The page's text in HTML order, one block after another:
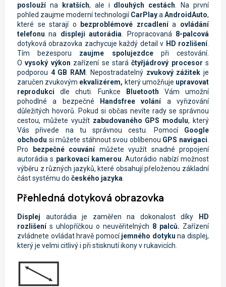
posloužína kratších, ale i dlouhých cestách . Na první
pohled zaujme moderní technologiíCarPlaya AndroidAuto,
které se starají o
bezproblémové zrcadlenía ovládání
telefonu na displeji autorádia . Propracovaná 8-palcová
dotyková obrazovka zachycuje každý detail v HD rozlišení.
Tím bezesporu zaujme spolujezdcepři cestování.
Ovysoký výkon zařízení se staráčtyřjádrový procesor s
podporou 4 GB RAM . Nepostradatelný zvukový zážitek je
zaručen zvukovým ekvalizérem, který umožňuje upravovat
reprodukci dle chuti. Funkce Bluetooth Vám umožní
pohodlné a bezpečné
Handsfree volánía vyřizování
důležitých hovorů. Pokud si občas nevíte rady se správnou
cestou, můžete využít zabudovaného GPS modulu, který
Vás přivede na tu správnou cestu. Pomocí Google
obchodu si můžete stáhnout svou oblíbenou GPS navigaci
Pro
bezpečné couvánímůžete využít snadné propojení
autorádia s parkovací kamerou . Autorádio nabízí možnost
výběru z různých jazyků, které obsahují přeloženou základní
část systému do českého jazyka
Přehledná dotyková obrazovka
Displej autorádia je zaměřen na dokonalost díky
HD
rozlišenís uhlopříčkou o neuvěřitelných 8 palců. Zařízení
zvládnete ovládat hravě pomocíjemného dotyku na displej,
který je velmi citlivý i při stisknutí ikony v rukavicích.